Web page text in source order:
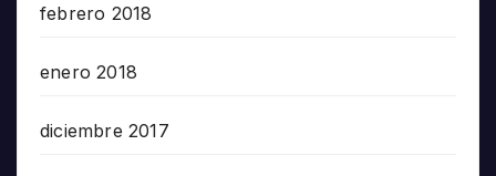
febrero 2018
enero 2018
diciembre 2017